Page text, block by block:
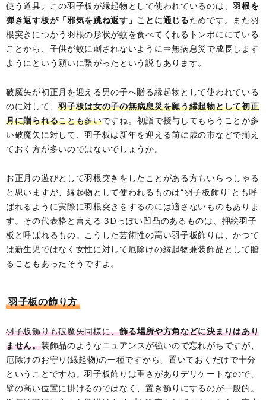
使う道具。この羽子板が縁起物として使われているのは、羽根を
弾き返す板が「邪気を跳ね返す」ことに通じるためです。また羽
根突きにつかう羽根の形状が蚊を食べてくれるトンボににている
ことから、子供が蚊に刺されないように⇒無病息災で成長します
ようにという願いに繋がったという説もあります。
破魔矢が初正月を迎える男の子へ贈る縁起物として使われている
のに対して、羽子板は女の子の無病息災を願う縁起物として初正
月に贈られることも多いですね。初詣で授与してもらうことが多
い破魔矢に対して、羽子板は新年を迎える前に歳の市などで揃え
ておく方が多いのではないでしょうか。
お正月の遊びとして羽根突きをしたことがある方もいらっしゃる
と思いますが、縁起物として使われるものは“羽子板飾り”とも呼
ばれるように実際に羽根突きをするのには適さないものもありま
す。その代表格と言える３Dっぽい凹凸のあるものは、押絵羽子
板と呼ばれるもの。こうした芸術性の高い羽子板飾りは、かつて
は新生児ではなく女性に対して厄除けの縁起物兼装飾品として贈
ることもあったそうですよ。
羽子板の飾り方
羽子板飾りも破魔矢同様に、飾る場所や方角などに決まりはあり
ません。装飾品のようなニュアンスが強いので忘れがちですが、
厄除けのお守り(縁起物)の一種ですから、置いておくだけで十分
ということですね。羽子板飾りは重さがありデリケートなので、
壁の高い位置に掛けるのではなく、置き飾りにするのが一般的。